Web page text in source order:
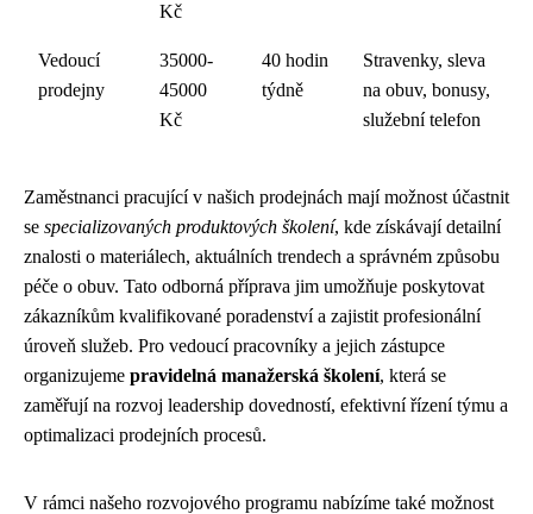
Kč
Vedoucí
prodejny
35000-
45000
Kč
40 hodin
týdně
Stravenky, sleva
na obuv, bonusy,
služební telefon
Zaměstnanci pracující v našich prodejnách mají možnost účastnit
se specializovaných produktových školení, kde získávají detailní
znalosti o materiálech, aktuálních trendech a správném způsobu
péče o obuv. Tato odborná příprava jim umožňuje poskytovat
zákazníkům kvalifikované poradenství a zajistit profesionální
úroveň služeb. Pro vedoucí pracovníky a jejich zástupce
organizujeme pravidelná manažerská školení, která se
zaměřují na rozvoj leadership dovedností, efektivní řízení týmu a
optimalizaci prodejních procesů.
V rámci našeho rozvojového programu nabízíme také možnost